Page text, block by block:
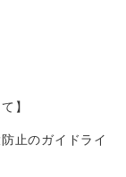
】
止のガイドライ